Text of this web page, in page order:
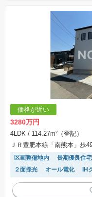
価格が近い
3280万円
4LDK / 114.27m²（登記）
ＪＲ豊肥本線「南熊本」歩
区画整備地内 長期優良住宅
２面採光
オール電化 IH
モニター付きインターホン
フラット35適合
ルーフバ